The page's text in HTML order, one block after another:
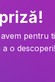
pentru
o descoperi!